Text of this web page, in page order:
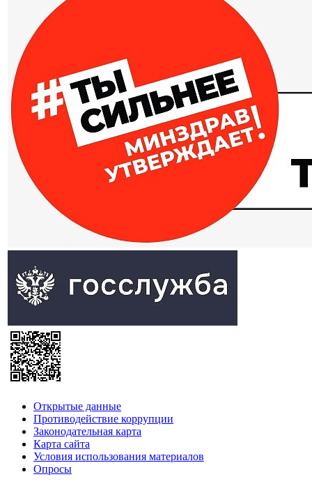
Открытые данные
Противодействие коррупции
Законодательная карта
Карта сайта
Условия использования материалов
Опросы